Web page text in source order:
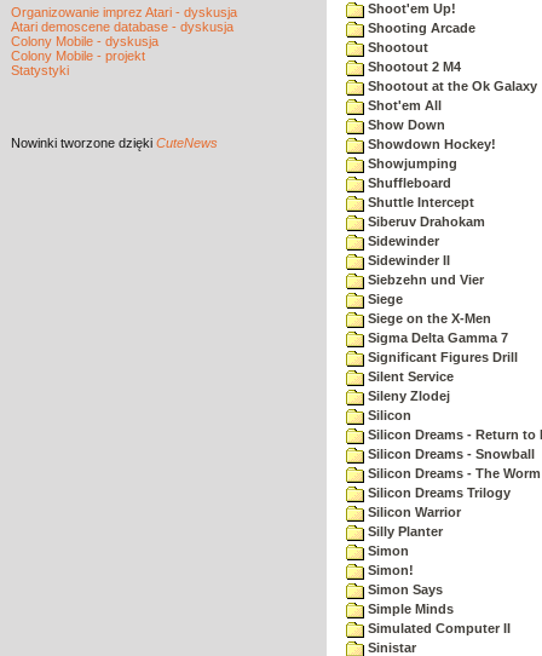
Organizowanie imprez Atari - dyskusja
Atari demoscene database - dyskusja
Colony Mobile - dyskusja
Colony Mobile - projekt
Statystyki
Nowinki tworzone dzięki CuteNews
Shoot'em Up!
Shooting Arcade
Shootout
Shootout 2 M4
Shootout at the Ok Galaxy
Shot'em All
Show Down
Showdown Hockey!
Showjumping
Shuffleboard
Shuttle Intercept
Siberuv Drahokam
Sidewinder
Sidewinder II
Siebzehn und Vier
Siege
Siege on the X-Men
Sigma Delta Gamma 7
Significant Figures Drill
Silent Service
Sileny Zlodej
Silicon
Silicon Dreams - Return to
Silicon Dreams - Snowball
Silicon Dreams - The
Silicon Dreams Trilogy
Silicon Warrior
Silly Planter
Simon
Simon!
Simon Says
Simple Minds
Simulated Computer II
Sinistar